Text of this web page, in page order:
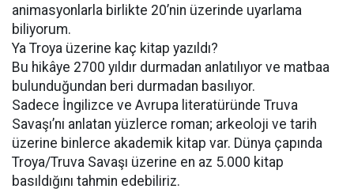
animasyonlarla birlikte 20’nin üzerinde uyarlama
biliyorum.
Ya Troya üzerine kaç kitap yazıldı?
Bu hikâye 2700 yıldır durmadan anlatılıyor ve matbaa
bulunduğundan beri durmadan basılıyor.
Sadece İngilizce ve Avrupa literatüründe Truva
Savaşı’nı anlatan yüzlerce roman; arkeoloji ve tarih
üzerine binlerce akademik kitap var. Dünya çapında
Troya/Truva Savaşı üzerine en az 5.000 kitap
basıldığını tahmin edebiliriz.